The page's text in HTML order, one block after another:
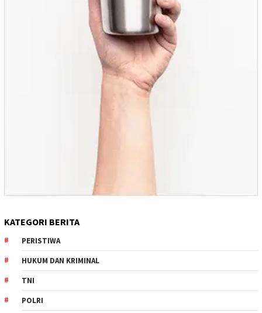
KATEGORI BERITA
PERISTIWA
HUKUM DAN KRIMINAL
TNI
POLRI